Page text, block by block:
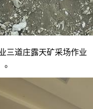
三道庄露天矿采场作业